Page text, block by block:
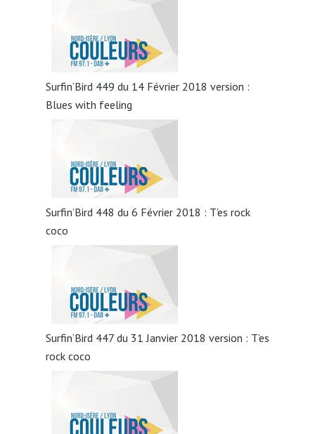
Surfin’Bird 449 du 14 Février 2018 version :
Blues with feeling
Surfin’Bird 448 du 6 Février 2018 : T’es rock
coco
Surfin’Bird 447 du 31 Janvier 2018 version : T’es
rock coco